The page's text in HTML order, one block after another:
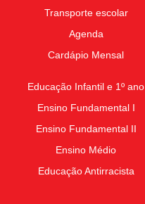
Transporte escolar
Agenda
Cardápio Mensal
Educação Infantil e 1º ano
Ensino Fundamental I
Ensino Fundamental II
Ensino Médio
Educação Antirracista